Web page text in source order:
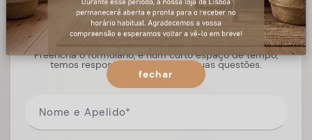
+ informações
Preencha o formulário, e num curto espaço de tempo,
temos respostas para todas as suas questões.
fechar